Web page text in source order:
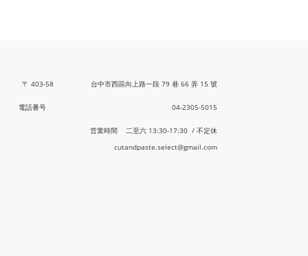
〒 403-58 台中市西區向上路一段 79 巷 66 弄 15 號
電話番号 04-2305-5015
営業時間 二至六 13:30-17:30 / 不定休
cutandpaste.select@gmail.com